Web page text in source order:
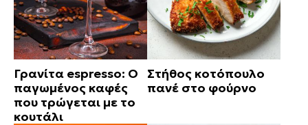
Γρανίτα espresso: Ο
παγωμένος καφές
που τρώγεται με το
κουτάλι
Στήθος κοτόπουλο
πανέ στο φούρνο